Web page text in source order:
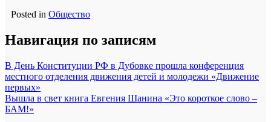
Posted in Общество
Навигация по записям
В День Конституции РФ в Дубовке прошла конференция
местного отделения движения детей и молодежи «Движение
первых»
Вышла в свет книга Евгения Шанина «Это короткое слово –
БАМ!»